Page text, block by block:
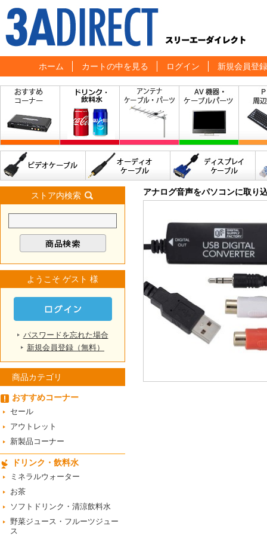
ホーム カートの中を見る ログイン 新規会員登録
ストア内検索
ようこそ ゲスト 様
パスワードを忘れた場合
新規会員登録（無料）
商品カテゴリ
おすすめコーナー
セール
アウトレット
新製品コーナー
ドリンク・飲料水
ミネラルウォーター
お茶
ソフトドリンク・清涼飲料水
野菜ジュース・フルーツジュー
ス
アナログ音声をパソコンに取り